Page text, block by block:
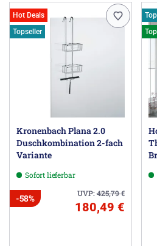
Hot Deals
Topseller
Kronenbach Plana 2.0
Duschkombination 2-fach
Variante
Sofort lieferbar
UVP:425,79€
-58%
180,49 €